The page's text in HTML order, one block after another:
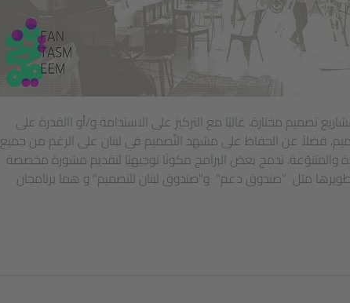
تصميم مختارة، غالبًا مع التركيز على الاستدامة و/أو االقدرة على
فضلاً عن الحفاظ على مشهد التّصميم في لبنان على الرغم من جميع
والمتنوّعة. تدمج بعض البرامج مكونًا توجيهيًا لتقديم مشورة مخصصة
مثل "صندوق دعم" و"صندوق لبنان للتصميم" و هما برنامجان